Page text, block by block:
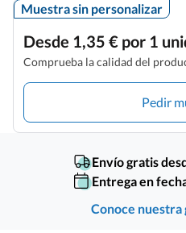
Muestra sin personalizar
Desde 1,35 € por 1
Comprueba la calidad del
Pedir
Envío gratis
Entrega en
Conoce nuestra